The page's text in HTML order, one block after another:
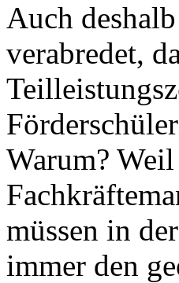
Auch
verabredet,
Warum?
müssen in
immer den